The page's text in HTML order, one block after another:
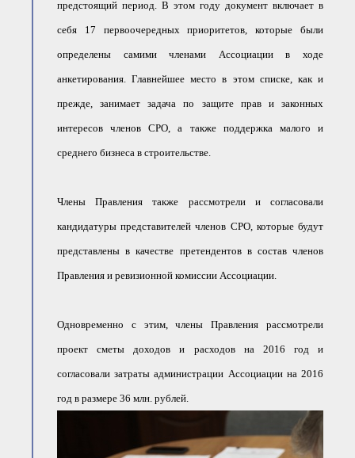
техническим регламентам
Повышение квалификации,
профессиональная
предстоящий период. В этом году документ включает в
себя 17 первоочередных приоритетов, которые были
определены самими членами Ассоциации в ходе
анкетирования. Главнейшее место в этом списке, как и
прежде, занимает задача по защите прав и законных
интересов членов СРО, а также поддержка малого и
среднего бизнеса в строительстве.
Члены Правления также рассмотрели и согласовали
кандидатуры представителей членов СРО, которые будут
представлены в качестве претендентов в состав членов
Правления и ревизионной комиссии Ассоциации.
Одновременно с этим, члены Правления рассмотрели
проект сметы доходов и расходов на 2016 год и
согласовали затраты администрации Ассоциации на 2016
год в размере 36 млн. рублей.